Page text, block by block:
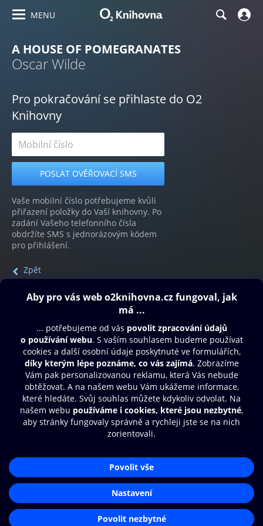
MENU
A HOUSE OF POMEGRANATES
Oscar Wilde
Pro pokračování se přihlaste do O2
Knihovny
Vaše mobilní číslo potřebujeme kvůli
přiřazení položky do Vaší knihovny. Po
zadání Vašeho telefonního čísla
obdržíte SMS s jednorázovým kódem
pro přihlášení.
Zpět
Obsah ke stažení
Moje O2 Knihovna
Další zábava
© O2 Czech Republic a.s.
Přístupnost
Zásady zpracování osobních údajů
Nastavení cookies
Aplikace O2 Knihovna
Čti a poslouchej své e-knihy a
audioknihy rychleji a pohodlněji.